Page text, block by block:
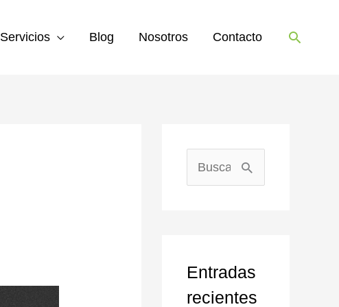
Servicios Blog Nosotros Contacto Buscar
a
r
Entradas
recientes